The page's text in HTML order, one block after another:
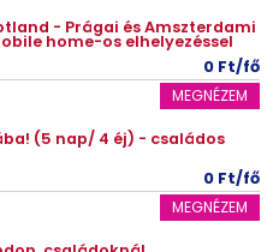
- Prágai és Amszterdami
home-os elhelyezéssel
0 Ft/fő
MEGNÉZEM
(5 nap/ 4 éj) - családos
0 Ft/fő
MEGNÉZEM